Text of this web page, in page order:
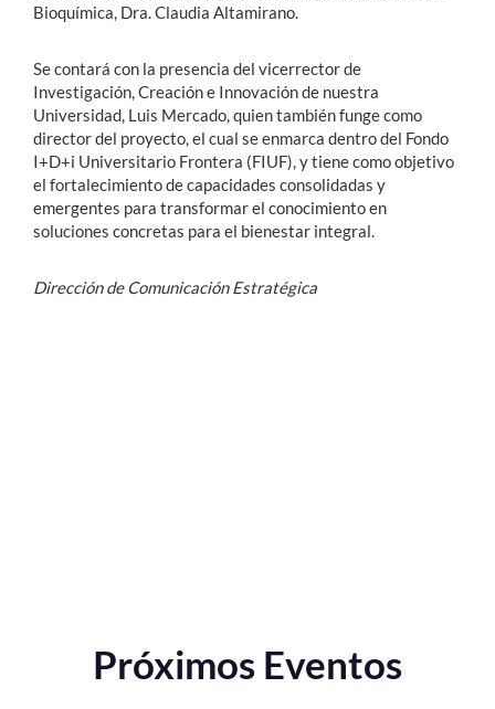
Bioquímica, Dra. Claudia Altamirano.
Se contará con la presencia del vicerrector de
Investigación, Creación e Innovación de nuestra
Universidad, Luis Mercado, quien también funge como
director del proyecto, el cual se enmarca dentro del Fondo
I+D+i Universitario Frontera (FIUF), y tiene como objetivo
el fortalecimiento de capacidades consolidadas y
emergentes para transformar el conocimiento en
soluciones concretas para el bienestar integral.
Dirección de Comunicación Estratégica
Próximos Eventos